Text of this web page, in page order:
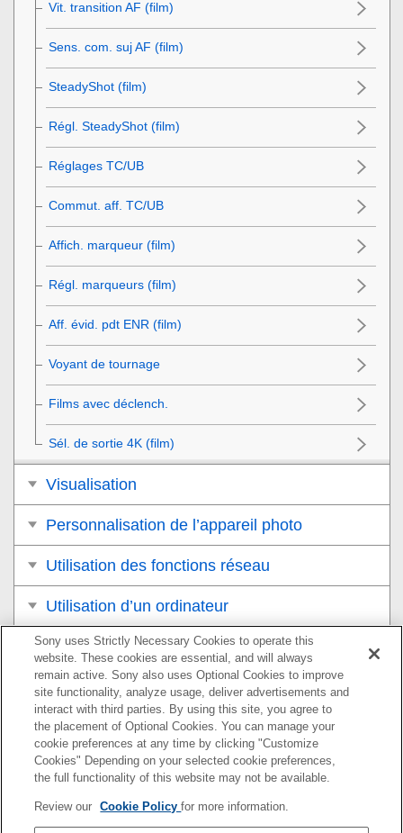
Vit. transition AF (film)
Sens. com. suj AF (film)
SteadyShot (film)
Régl. SteadyShot (film)
Réglages TC/UB
Commut. aff. TC/UB
Affich. marqueur (film)
Régl. marqueurs (film)
Aff. évid. pdt ENR (film)
Voyant de tournage
Films avec déclench.
Sél. de sortie 4K (film)
Visualisation
Personnalisation de l’appareil photo
Utilisation des fonctions réseau
Utilisation d’un ordinateur
Liste des éléments du MENU
Précautions/Le produit
Si vous avez des problèmes
Pour plus d’informations sur la conformité aux lois sur
Sony uses Strictly Necessary Cookies to operate this
website. These cookies are essential, and will always
remain active. Sony also uses Optional Cookies to improve
site functionality, analyze usage, deliver advertisements and
interact with third parties. By using this site, you agree to
the placement of Optional Cookies. You can manage your
cookie preferences at any time by clicking "Customize
Cookies" Depending on your selected cookie preferences,
the full functionality of this website may not be available.
Review our Cookie Policyfor more information.